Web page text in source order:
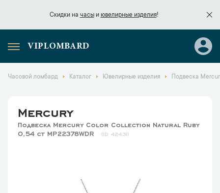
Скидки на часыи ювелирные изделия!
Скидки начасы
VIPLOMBARD
Часовой ломбард Каталог Ювелирные изделия Подвеска
Mercury
Подвеска Mercury Color Collection Natural Ruby
0,54 ct MP22378WDR
42431